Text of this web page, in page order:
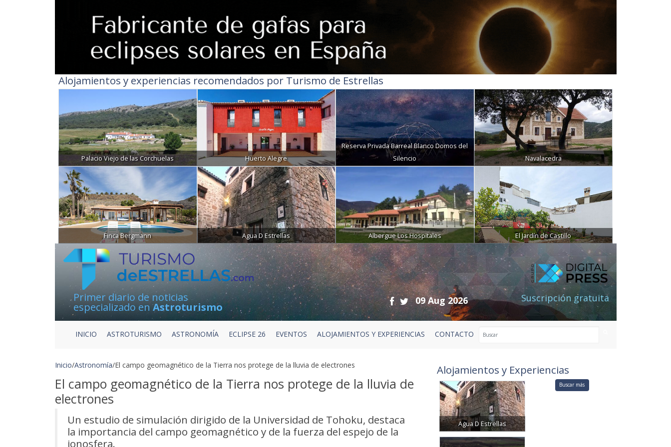
Alojamientos y experiencias recomendados por Turismo de Estrellas
Palacio Viejo de las Corchuelas Huerto Alegre
Reserva Privada Barreal Blanco Domos del
Silencio
Navalacedra
Finca Bergmann Agua D Estrellas Albergue Los Hospitales El Jardín de Castillo
Primer diario de noticias
especializado enAstroturismo
09 Aug 2026 Suscripción gratuita
INICIO ASTROTURISMO ASTRONOMÍA ECLIPSE 26 EVENTOS ALOJAMIENTOS Y EXPERIENCIAS CONTACTO
Inicio/Astronomía/El campo geomagnético de la Tierra nos protege de la lluvia de electrones
El campo geomagnético de la Tierra nos protege de la lluvia de
electrones
Un estudio de simulación dirigido de la Universidad de Tohoku, destaca
la importancia del campo geomagnético y de la fuerza del espejo de la
ionosfera.
Alojamientos y Experiencias
Agua D Estrellas
Buscar más